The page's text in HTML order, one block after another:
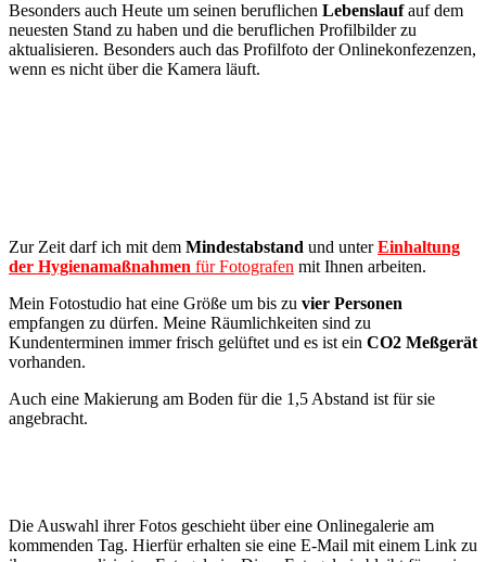
Besonders auch Heute um seinen beruflichen Lebenslaufauf dem
neuesten Stand zu haben und die beruflichen Profilbilder zu
aktualisieren. Besonders auch das Profilfoto der Onlinekonfezenzen,
wenn es nicht über die Kamera läuft.
Zur Zeit darf ich mit dem Mindestabstand und unterEinhaltung
der Hygienamaßnahmen für Fotografen mit Ihnen arbeiten.
Mein Fotostudio hat eine Größe um bis zu vier Personen
empfangen zu dürfen. Meine Räumlichkeiten sind zu
Kundenterminen immer frisch gelüftet und es ist ein CO2 Meßgerät
vorhanden.
Auch eine Makierung am Boden für die 1,5 Abstand ist für sie
angebracht.
Die Auswahl ihrer Fotos geschieht über eine Onlinegalerie am
kommenden Tag. Hierfür erhalten sie eine E-Mail mit einem Link zu